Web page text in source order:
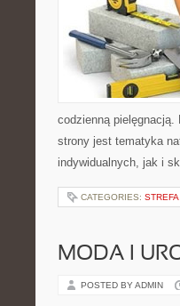
codzienną
strony jest tematyka
indywidualnych, jak i
CATEGORIES:
MODA I
POSTED BY ADMIN